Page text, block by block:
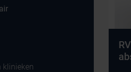
klinieken